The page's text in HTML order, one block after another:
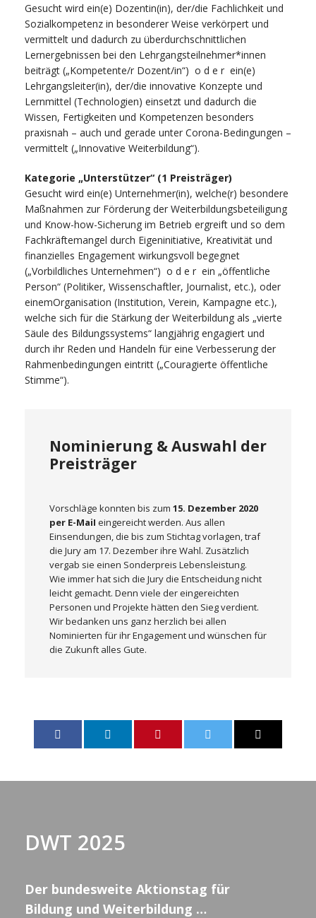
Gesucht wird ein(e) Dozentin(in), der/die Fachlichkeit und
Sozialkompetenz in besonderer Weise verkörpert und
vermittelt und dadurch zu überdurchschnittlichen
Lernergebnissen bei den Lehrgangsteilnehmer*innen
beiträgt („Kompetente/r Dozent/in“) o d e r ein(e)
Lehrgangsleiter(in), der/die innovative Konzepte und
Lernmittel (Technologien) einsetzt und dadurch die
Wissen, Fertigkeiten und Kompetenzen besonders
praxisnah – auch und gerade unter Corona-Bedingungen –
vermittelt („Innovative Weiterbildung“).
Kategorie „Unterstützer“ (1 Preisträger)
Gesucht wird ein(e) Unternehmer(in), welche(r) besondere
Maßnahmen zur Förderung der Weiterbildungsbeteiligung
und Know-how-Sicherung im Betrieb ergreift und so dem
Fachkräftemangel durch Eigeninitiative, Kreativität und
finanzielles Engagement wirkungsvoll begegnet
(„Vorbildliches Unternehmen“) o d e r ein „öffentliche
Person“ (Politiker, Wissenschaftler, Journalist, etc.), oder
einemOrganisation (Institution, Verein, Kampagne etc.),
welche sich für die Stärkung der Weiterbildung als „vierte
Säule des Bildungssystems“ langjährig engagiert und
durch ihr Reden und Handeln für eine Verbesserung der
Rahmenbedingungen eintritt („Couragierte öffentliche
Stimme“).
Nominierung & Auswahl der
Preisträger
Vorschläge konnten bis zum 15. Dezember 2020
per E-MaiI eingereicht werden. Aus allen
Einsendungen, die bis zum Stichtag vorlagen, traf
die Jury am 17. Dezember ihre Wahl. Zusätzlich
vergab sie einen Sonderpreis Lebensleistung.
Wie immer hat sich die Jury die Entscheidung nicht
leicht gemacht. Denn viele der eingereichten
Personen und Projekte hätten den Sieg verdient.
Wir bedanken uns ganz herzlich bei allen
Nominierten für ihr Engagement und wünschen für
die Zukunft alles Gute.
DWT 2025
Der bundesweite Aktionstag für
Bildung und Weiterbildung …